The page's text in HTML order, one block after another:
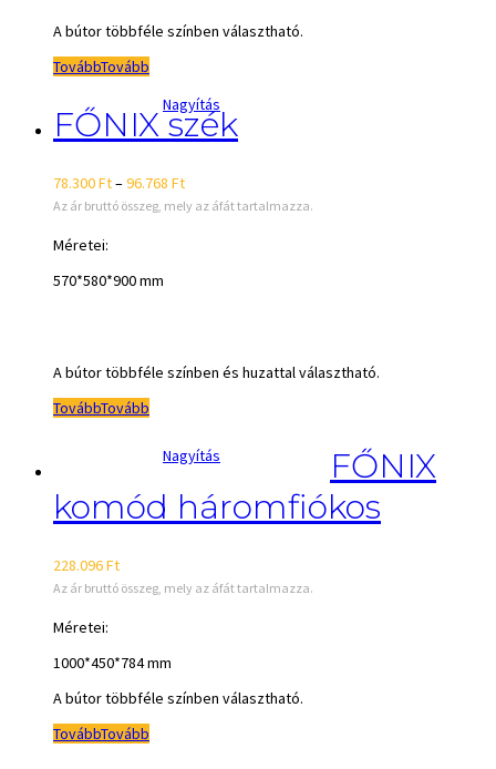
A bútor többféle színben választható.
TovábbTovább
Nagyítás
FŐNIX szék
78.300Ft–96.768 Ft
Az ár bruttó összeg, mely az áfát tartalmazza.
Méretei:
570*580*900 mm
A bútor többféle színben és huzattal választható.
TovábbTovább
Nagyítás
FŐNIX
komód háromfiókos
228.096Ft
Az ár bruttó összeg, mely az áfát tartalmazza.
Méretei:
1000*450*784 mm
A bútor többféle színben választható.
TovábbTovább